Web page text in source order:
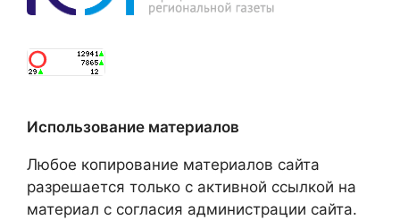
Использование материалов
Любое копирование материалов сайта
разрешается только с активной ссылкой на
материал с согласия администрации сайта.